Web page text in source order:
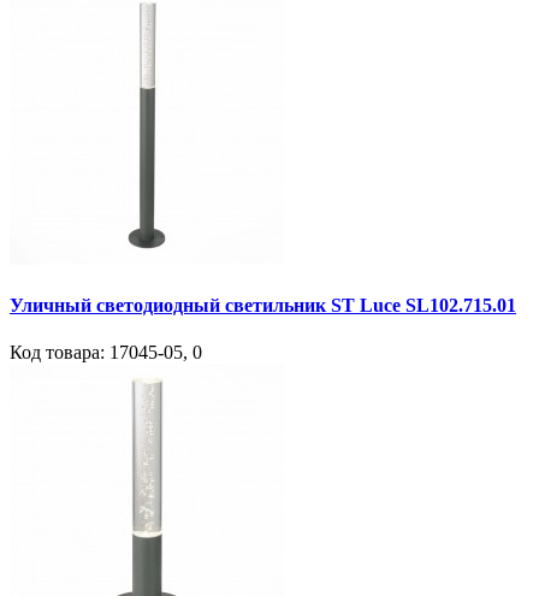
Уличный светодиодный светильник ST Luce SL102.715.01
Код товара: 17045-05, 0